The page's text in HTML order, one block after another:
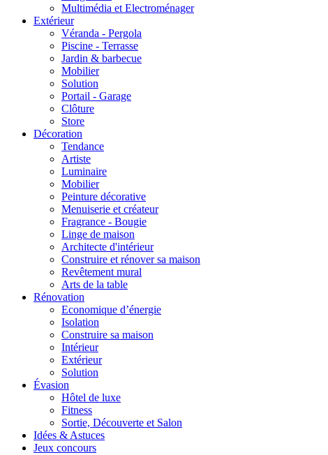
Multimédia et Electroménager
Extérieur
Véranda - Pergola
Piscine - Terrasse
Jardin & barbecue
Mobilier
Solution
Portail - Garage
Clôture
Store
Décoration
Tendance
Artiste
Luminaire
Mobilier
Peinture décorative
Menuiserie et créateur
Fragrance - Bougie
Linge de maison
Architecte d'intérieur
Construire et rénover sa maison
Revêtement mural
Arts de la table
Rénovation
Economique d’énergie
Isolation
Construire sa maison
Intérieur
Extérieur
Solution
Évasion
Hôtel de luxe
Fitness
Sortie, Découverte et Salon
Idées & Astuces
Jeux concours